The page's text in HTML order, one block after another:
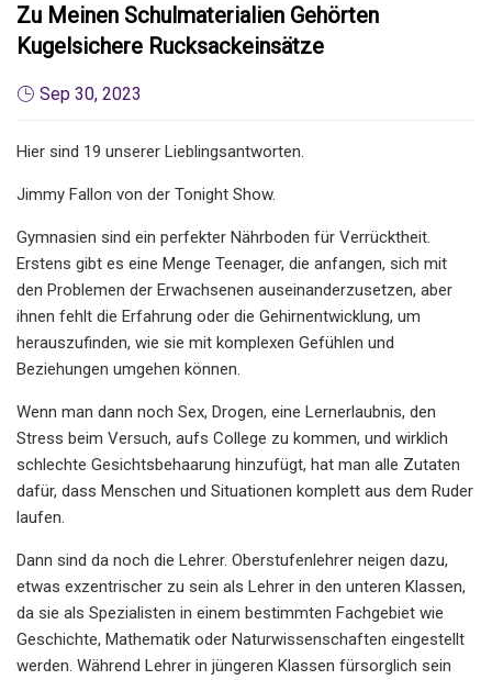
Zu Meinen Schulmaterialien Gehörten
Kugelsichere Rucksackeinsätze
Sep 30, 2023
Hier sind 19 unserer Lieblingsantworten.
Jimmy Fallon von der Tonight Show.
Gymnasien sind ein perfekter Nährboden für Verrücktheit.
Erstens gibt es eine Menge Teenager, die anfangen, sich mit
den Problemen der Erwachsenen auseinanderzusetzen, aber
ihnen fehlt die Erfahrung oder die Gehirnentwicklung, um
herauszufinden, wie sie mit komplexen Gefühlen und
Beziehungen umgehen können.
Wenn man dann noch Sex, Drogen, eine Lernerlaubnis, den
Stress beim Versuch, aufs College zu kommen, und wirklich
schlechte Gesichtsbehaarung hinzufügt, hat man alle Zutaten
dafür, dass Menschen und Situationen komplett aus dem Ruder
laufen.
Dann sind da noch die Lehrer. Oberstufenlehrer neigen dazu,
etwas exzentrischer zu sein als Lehrer in den unteren Klassen,
da sie als Spezialisten in einem bestimmten Fachgebiet wie
Geschichte, Mathematik oder Naturwissenschaften eingestellt
werden. Während Lehrer in jüngeren Klassen fürsorglich sein